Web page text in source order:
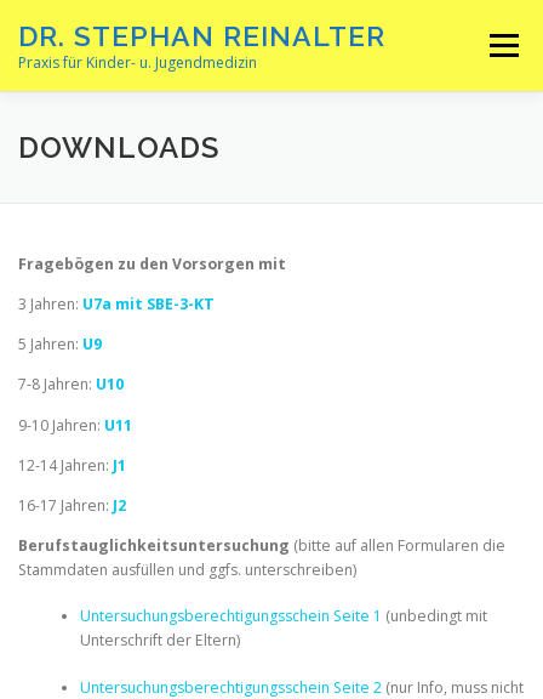
Inhalt
springen
DR. STEPHAN REINALTER
Praxis für Kinder- u. Jugendmedizin
Menü
WILLKOMMEN … AKTUELLES
DOWNLOADS
Fragebögen zu den Vorsorgen mit
3 Jahren: U7a mit SBE-3-KT
5 Jahren: U9
7-8 Jahren: U10
9-10 Jahren: U11
12-14 Jahren: J1
16-17 Jahren: J2
Berufstauglichkeitsuntersuchung (bitte auf allen Formularen die
Stammdaten ausfüllen und ggfs. unterschreiben)
Untersuchungsberechtigungsschein Seite 1 (unbedingt mit
Unterschrift der Eltern)
Untersuchungsberechtigungsschein Seite 2(nur Info, muss nicht